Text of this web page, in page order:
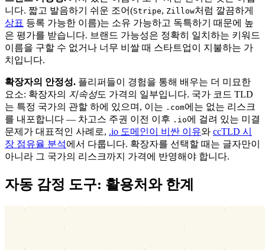
니다. 짧고 발음하기 쉬운 조어(Stripe, Zillow처럼 깔끔하게
상표 등록 가능한 이름)는 소유 가능하고 독특하기 때문에 높
은 평가를 받습니다. 브랜드 가능성은 정확히 일치하는 키워드
이름을 구할 수 없거나 너무 비쌀 때 스타트업이 지불하는 가
치입니다.
확장자의 안정성. 플리퍼들이 경험을 통해 배우는 더 미묘한
요소: 확장자의 지속성도 가격의 일부입니다. 국가 코드 TLD
는 특정 국가의 관할 하에 있으며, 이는 .com에는 없는 리스크
를 내포합니다 — 차고스 주권 이전 이후 .io에 걸려 있는 미결
문제가 대표적인 사례로, .io 도메인이 비싼 이유와 ccTLD 시
장 점유율 분석에서 다룹니다. 확장자를 선택할 때는 글자만이
아니라 그 국가의 리스크까지 가격에 반영해야 합니다.
자동 감정 도구: 활용처와 한계